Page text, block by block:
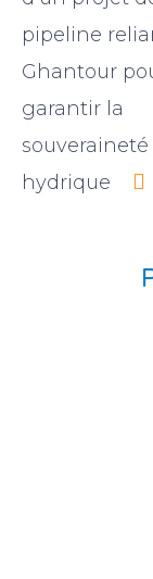
pipeline
Ghantour
garantir la
souveraineté
hydrique